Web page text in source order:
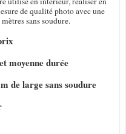
de qualité photo avec une
sans soudure.
moyenne durée
de large sans soudure